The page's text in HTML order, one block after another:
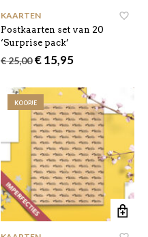
KAARTEN
Postkaarten set van 20
‘Surprise pack’
€25,00 Oorspronkelijke
€ 25,00.
€15,95
€ 15,95.
KOOPJE